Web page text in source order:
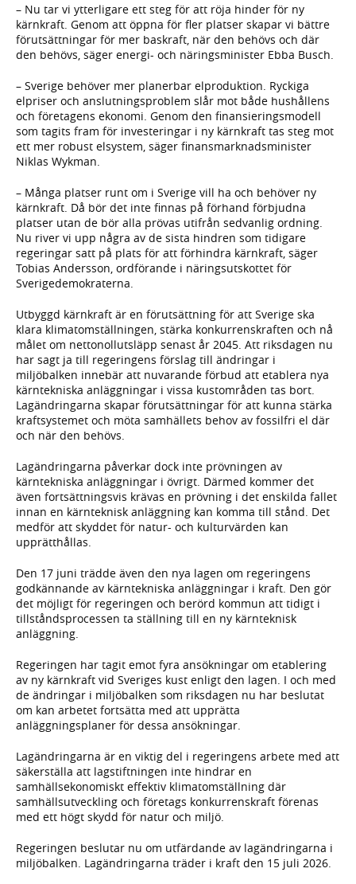
– Nu tar vi ytterligare ett steg för att röja hinder för ny
kärnkraft. Genom att öppna för fler platser skapar vi bättre
förutsättningar för mer baskraft, när den behövs och där
den behövs, säger energi- och näringsminister Ebba Busch.
– Sverige behöver mer planerbar elproduktion. Ryckiga
elpriser och anslutningsproblem slår mot både hushållens
och företagens ekonomi. Genom den finansieringsmodell
som tagits fram för investeringar i ny kärnkraft tas steg mot
ett mer robust elsystem, säger finansmarknadsminister
Niklas Wykman.
– Många platser runt om i Sverige vill ha och behöver ny
kärnkraft. Då bör det inte finnas på förhand förbjudna
platser utan de bör alla prövas utifrån sedvanlig ordning.
Nu river vi upp några av de sista hindren som tidigare
regeringar satt på plats för att förhindra kärnkraft, säger
Tobias Andersson, ordförande i näringsutskottet för
Sverigedemokraterna.
Utbyggd kärnkraft är en förutsättning för att Sverige ska
klara klimatomställningen, stärka konkurrenskraften och nå
målet om nettonollutsläpp senast år 2045. Att riksdagen nu
har sagt ja till regeringens förslag till ändringar i
miljöbalken innebär att nuvarande förbud att etablera nya
kärntekniska anläggningar i vissa kustområden tas bort.
Lagändringarna skapar förutsättningar för att kunna stärka
kraftsystemet och möta samhällets behov av fossilfri el där
och när den behövs.
Lagändringarna påverkar dock inte prövningen av
kärntekniska anläggningar i övrigt. Därmed kommer det
även fortsättningsvis krävas en prövning i det enskilda fallet
innan en kärnteknisk anläggning kan komma till stånd. Det
medför att skyddet för natur- och kulturvärden kan
upprätthållas.
Den 17 juni trädde även den nya lagen om regeringens
godkännande av kärntekniska anläggningar i kraft. Den gör
det möjligt för regeringen och berörd kommun att tidigt i
tillståndsprocessen ta ställning till en ny kärnteknisk
anläggning.
Regeringen har tagit emot fyra ansökningar om etablering
av ny kärnkraft vid Sveriges kust enligt den lagen. I och med
de ändringar i miljöbalken som riksdagen nu har beslutat
om kan arbetet fortsätta med att upprätta
anläggningsplaner för dessa ansökningar.
Lagändringarna är en viktig del i regeringens arbete med att
säkerställa att lagstiftningen inte hindrar en
samhällsekonomiskt effektiv klimatomställning där
samhällsutveckling och företags konkurrenskraft förenas
med ett högt skydd för natur och miljö.
Regeringen beslutar nu om utfärdande av lagändringarna i
miljöbalken. Lagändringarna träder i kraft den 15 juli 2026.